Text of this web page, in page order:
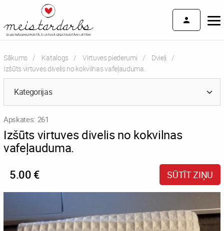
Sākums Katalogs Virtuves piederumi
Dvieļi
Current:
Izšūts virtuves divelis no kokvilnas vafeļauduma.
Kategorijas
Apskates: 261
Izšūts virtuves divelis no kokvilnas
vafeļauduma.
5.00 € SŪTĪT ZIŅU